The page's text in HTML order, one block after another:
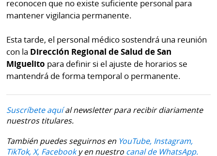
reconocen que no existe suficiente personal para
mantener vigilancia permanente.
Esta tarde, el personal médico sostendrá una reunión
con la Dirección Regional de Salud de San
Miguelito para definir si el ajuste de horarios se
mantendrá de forma temporal o permanente.
Suscríbete aquíal newsletter para recibir diariamente
nuestros titulares.
También puedes seguirnos en YouTube, Instagram,
TikTok, X, Facebooky en nuestro canal de WhatsApp.